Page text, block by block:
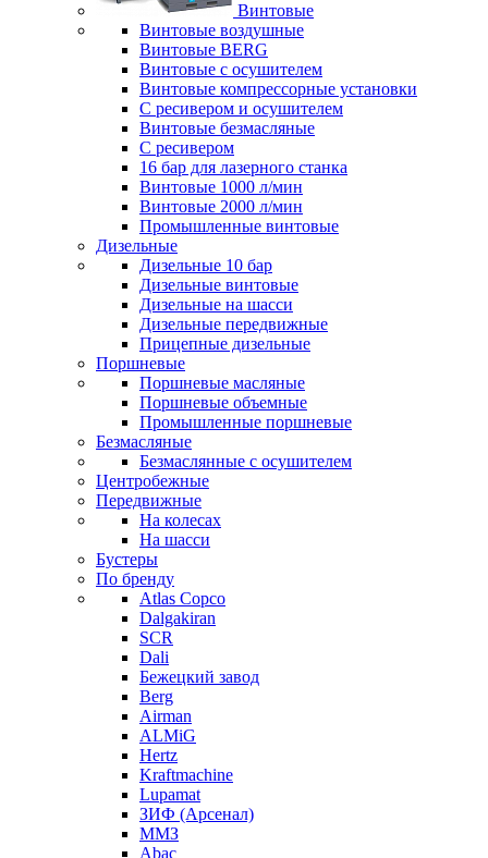
Винтовые
Винтовые воздушные
Винтовые BERG
Винтовые с осушителем
Винтовые компрессорные установки
C ресивером и осушителем
Винтовые безмасляные
C ресивером
16 бар для лазерного станка
Винтовые 1000 л/мин
Винтовые 2000 л/мин
Промышленные винтовые
Дизельные
Дизельные 10 бар
Дизельные винтовые
Дизельные на шасси
Дизельные передвижные
Прицепные дизельные
Поршневые
Поршневые масляные
Поршневые объемные
Промышленные поршневые
Безмасляные
Безмаслянные с осушителем
Центробежные
Передвижные
На колесах
На шасси
Бустеры
По бренду
Atlas Copco
Dalgakiran
SCR
Dali
Бежецкий завод
Berg
Airman
ALMiG
Hertz
Kraftmachine
Lupamat
ЗИФ (Арсенал)
ММЗ
Abac